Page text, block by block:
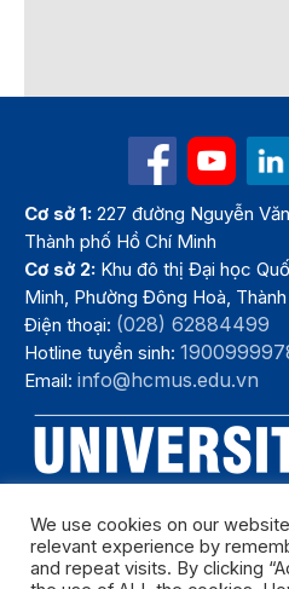
Cơ sở 1: 227 đường Nguyễn
Thành phố Hồ Chí Minh
Cơ sở 2: Khu đô thị Đại học
Minh, Phường Đông Hoà,
Điện thoại: (028) 62884499
Hotline tuyển sinh:
Email:info@hcmus.edu.vn
We use cookies on our
relevant experience by
and repeat visits. By clicking